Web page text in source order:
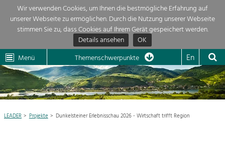
Wir verwenden Cookies, um Ihnen die bestmögliche Erfahrung auf
unserer Webseite zu ermöglichen. Durch die Nutzung unserer Webseite
stimmen Sie zu, dass Cookies auf Ihrem Gerät gespeichert werden.
Details ansehen
OK
Dunkelsteinerwald Klima
Menü Themenschwerpunkte En
Aktuelles 
Region 
Projekte
Themenübersicht
Die Regionalentwicklung in unserer Region ist sehr vielfältig. Deshalb
geben wir hier eine Übersicht über unsere Themenschwerpunkte. Für
mehr Informationen einfach das Thema anklicken und schon werden alle
Projekte in diesem Kontext angezeigt.
Natur- &
LEADER Projekte Dunkelsteiner Erlebnisschau 2026 - Wirtschaft trifft Region